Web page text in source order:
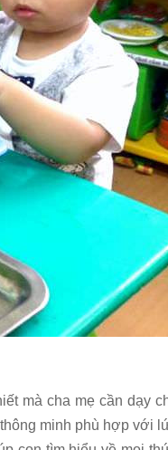
mà cha mẹ cần dạy
minh phù hợp với